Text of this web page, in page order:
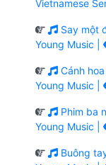
Vietnamese
Say một
Young Music |
Cánh
Young Music |
Phim ba
Young Music |
Buông